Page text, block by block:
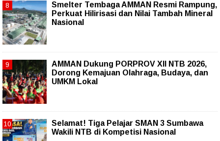
Smelter Tembaga AMMAN Resmi Rampung,
Perkuat Hilirisasi dan Nilai Tambah Mineral
Nasional
AMMAN Dukung PORPROV XII NTB 2026,
Dorong Kemajuan Olahraga, Budaya, dan
UMKM Lokal
Selamat! Tiga Pelajar SMAN 3 Sumbawa
Wakili NTB di Kompetisi Nasional